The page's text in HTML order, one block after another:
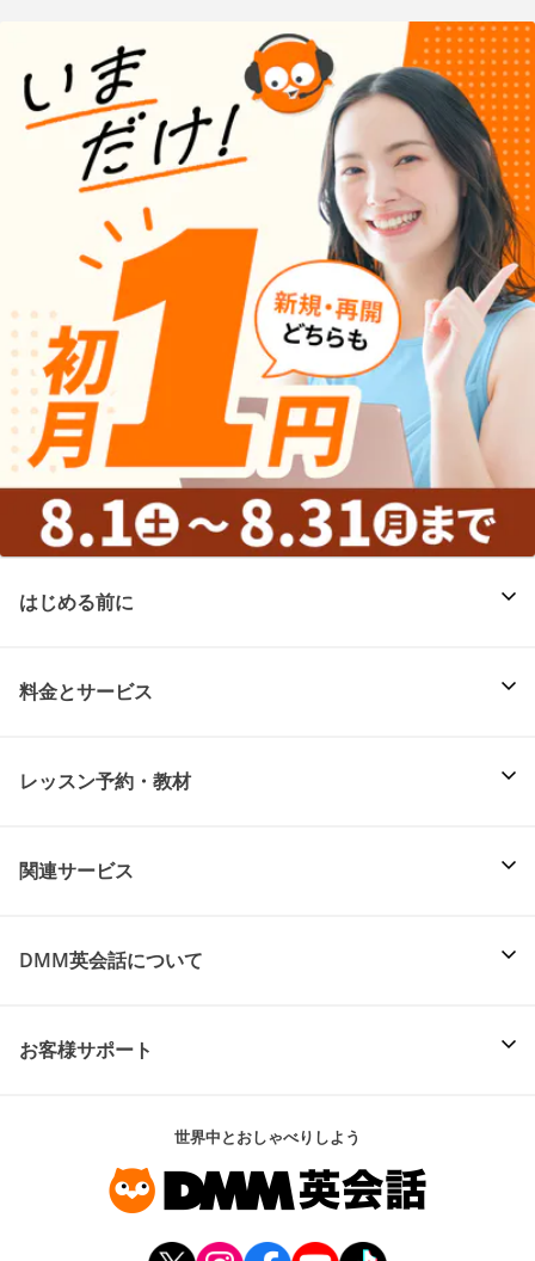
はじめる前に
料金とサービス
レッスン予約・教材
関連サービス
DMM英会話について
お客様サポート
世界中とおしゃべりしよう